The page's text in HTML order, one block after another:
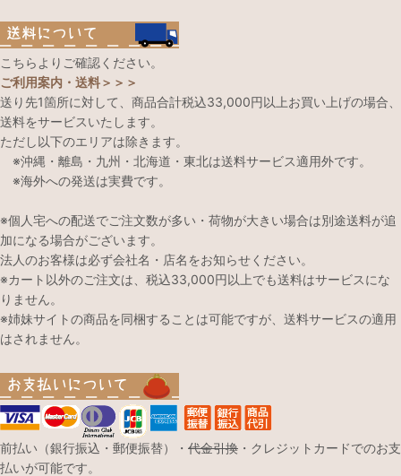
こちらよりご確認ください。
ご利用案内・送料＞＞＞
送り先1箇所に対して、商品合計税込33,000円以上お買い上げの場合、
送料をサービスいたします。
ただし以下のエリアは除きます。
※沖縄・離島・九州・北海道・東北は送料サービス適用外です。
※海外への発送は実費です。
※個人宅への配送でご注文数が多い・荷物が大きい場合は別途送料が追
加になる場合がございます。
法人のお客様は必ず会社名・店名をお知らせください。
※カート以外のご注文は、税込33,000円以上でも送料はサービスにな
りません。
※姉妹サイトの商品を同梱することは可能ですが、送料サービスの適用
はされません。
前払い（銀行振込・郵便振替）・ 代金引換 ・クレジットカードでのお支
払いが可能です。